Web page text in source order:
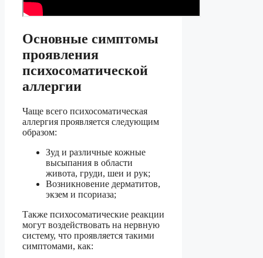
Основные симптомы
проявления
психосоматической
аллергии
Чаще всего психосоматическая
аллергия проявляется следующим
образом:
Зуд и различные кожные
высыпания в области
живота, груди, шеи и рук;
Возникновение дерматитов,
экзем и псориаза;
Также психосоматические реакции
могут воздействовать на нервную
систему, что проявляется такими
симптомами, как: